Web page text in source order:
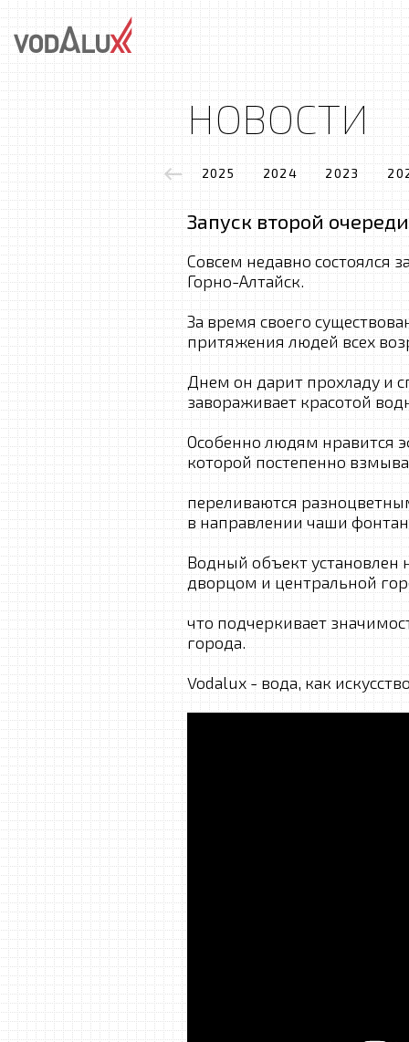
НОВОСТИ
2025 2024 2023
Запуск второй
Совсем недавно состоялся
Горно-Алтайск.
За время своего
притяжения людей всех
Днем он дарит прохладу и
завораживает красотой
Особенно людям нравится
которой постепенно
переливаются
в направлении чаши
Водный объект установлен
дворцом и центральной
что подчеркивает
города.
Vodalux - вода, как